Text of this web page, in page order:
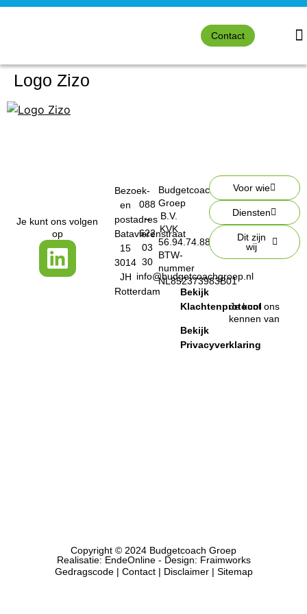
Contact
Logo Zizo
Je kunt ons volgen
op
Bezoek-
en
postadres
Batavierenstraat
15
3014
JH
Rotterdam
088
–
622
03
30
info@budgetcoachgroep.nl
Budgetcoach
Groep
B.V.
KVK
56.94.74.88
BTW-
nummer
NL852373983B01
Bekijk
Privacyverklaring
Bekijk
Klachtenprotocol
Voor wie
Diensten
Dit zijn
wij
Je kunt ons
kennen van
Copyright © 2024 Budgetcoach Groep
Realisatie: EndeOnline- Design: Fraimworks
Gedragscode| Contact| Disclaimer | Sitemap